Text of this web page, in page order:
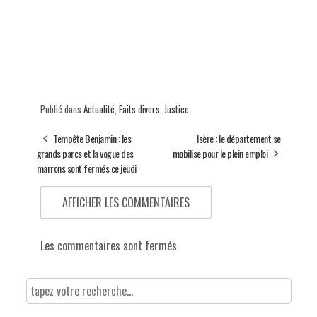
Publié dans Actualité, Faits divers, Justice
Tempête Benjamin : les
grands parcs et la vogue des
marrons sont fermés ce jeudi
Isère : le département se
mobilise pour le plein emploi
AFFICHER LES COMMENTAIRES
Les commentaires sont fermés